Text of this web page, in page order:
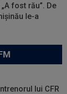
fost rău”. De
le-a
lui CFR